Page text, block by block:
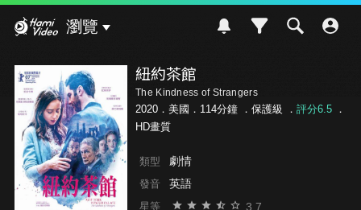
瀏覽
紐約茶館
The Kindness of Strangers
2020．美國．114分鐘 ． 保護級 ． 評分6.5．
HD畫質
類型 劇情
發音 英語
星等 3.7